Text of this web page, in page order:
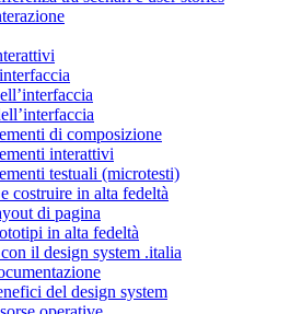
di composizione
interattivi
testuali (microtesti)
costruire in alta fedeltà
di pagina
in alta fedeltà
il design system .italia
del design system